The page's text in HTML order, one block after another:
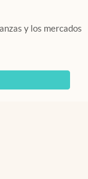
y los mercados